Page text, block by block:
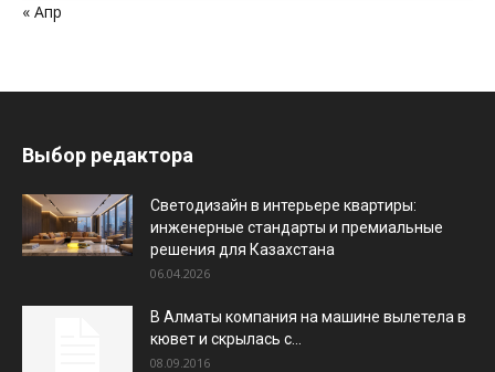
« Апр
Выбор редактора
Светодизайн в интерьере квартиры:
инженерные стандарты и премиальные
решения для Казахстана
06.04.2026
В Алматы компания на машине вылетела в
кювет и скрылась с...
08.09.2016